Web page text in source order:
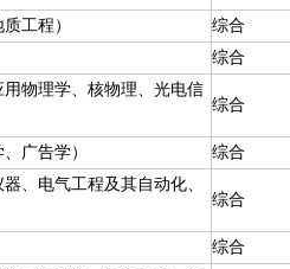
工程）
综合
综合
物理学、核物理、光电信
综合
广告学） 综合
、电气工程及其自动化、
综合
综合